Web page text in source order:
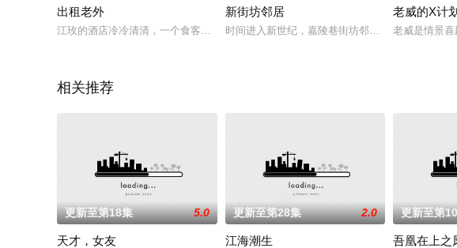
出租老外
江玫的酒店冷冷清清，一个食客都没有，这时一个老外――美国失业青年杰克被“口吕品
新街坊邻居
时间进入新世纪，嘉陵巷街坊邻居迁入嘉陵小区，
老威的X计
老威是情景
相关推荐
更新至第18集 5.0
天才，女友
更新至第28集 2.0
江海潮生
更新至第
吾凰在上之